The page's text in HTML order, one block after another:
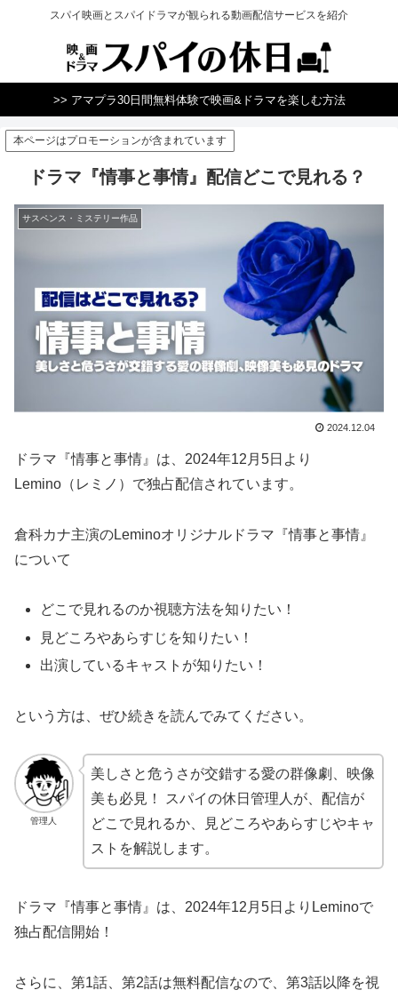
スパイ映画とスパイドラマが観られる動画配信サービスを紹介
>> アマプラ30日間無料体験で映画&ドラマを楽しむ方法
本ページはプロモーションが含まれています
ドラマ『情事と事情』配信どこで見れる？
サスペンス・ミステリー作品
2024.12.04
ドラマ『情事と事情』は、2024年12月5日より
Lemino（レミノ）で独占配信されています。
倉科カナ主演のLeminoオリジナルドラマ『情事と事情』
について
どこで見れるのか視聴方法を知りたい！
見どころやあらすじを知りたい！
出演しているキャストが知りたい！
という方は、ぜひ続きを読んでみてください。
管理人
美しさと危うさが交錯する愛の群像劇、映像
美も必見！ スパイの休日管理人が、配信が
どこで見れるか、見どころやあらすじやキャ
ストを解説します。
ドラマ『情事と事情』は、2024年12月5日よりLeminoで
独占配信開始！
さらに、第1話、第2話は無料配信なので、第3話以降を視